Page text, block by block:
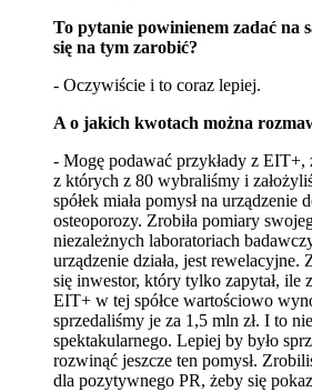
To pytanie powinienem zadać na
się na tym zarobić?
- Oczywiście i to coraz lepiej.
A o jakich kwotach można
- Mogę podawać przykłady z EIT+,
z których z 80 wybraliśmy i
spółek miała pomysł na
osteoporozy. Zrobiła pomiary
niezależnych laboratoriach
urządzenie działa, jest rewelacyjne.
się inwestor, który tylko zapytał, ile
EIT+ w tej spółce wartościowo
sprzedaliśmy je za 1,5 mln zł. I to
spektakularnego. Lepiej by było
rozwinąć jeszcze ten pomysł.
dla pozytywnego PR, żeby się